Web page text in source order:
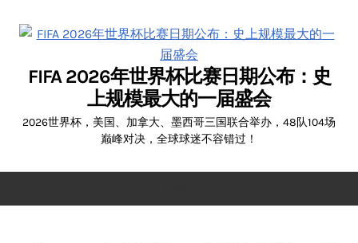
FIFA 2026年世界杯比赛日期公布：史
上规模最大的一届盛会
2026世界杯，美国、加拿大、墨西哥三国联合举办，48队104场
巅峰对决，全球球迷不容错过！